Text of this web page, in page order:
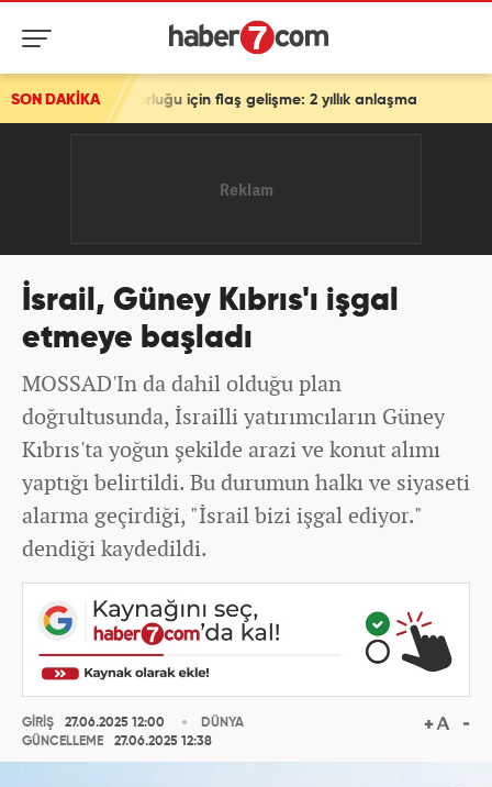
SON DAKİKAiçin flaş gelişme: 2 yıllık anlaşma
İsrail, Güney Kıbrıs'ı işgal
etmeye başladı
MOSSAD'In da dahil olduğu plan
doğrultusunda, İsrailli yatırımcıların Güney
Kıbrıs'ta yoğun şekilde arazi ve konut alımı
yaptığı belirtildi. Bu durumun halkı ve siyaseti
alarma geçirdiği, "İsrail bizi işgal ediyor."
dendiği kaydedildi.
GİRİŞ
27.06.2025 12:00
GÜNCELLEME
27.06.2025 12:38
DÜNYA